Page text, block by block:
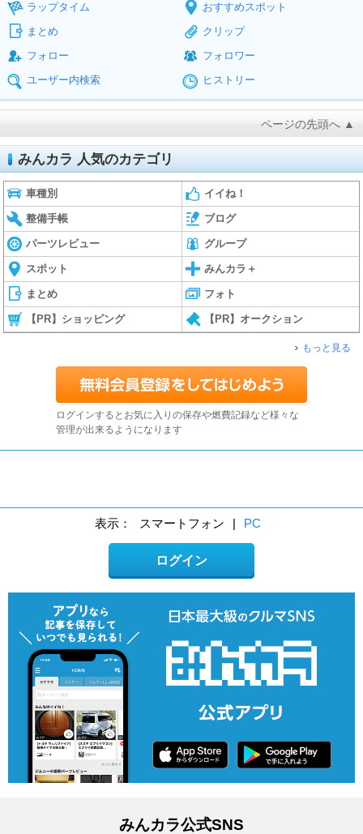
ラップタイム
おすすめスポット
まとめ
クリップ
フォロー
フォロワー
ユーザー内検索
ヒストリー
ページの先頭へ ▲
みんカラ 人気のカテゴリ
車種別 イイね！
整備手帳 ブログ
パーツレビュー グループ
スポット みんカラ＋
まとめ フォト
【PR】ショッピング 【PR】オークション
もっと見る
ログインするとお気に入りの保存や燃費記録など様々な
管理が出来るようになります
表示： スマートフォン | PC
ログイン
みんカラ公式SNS